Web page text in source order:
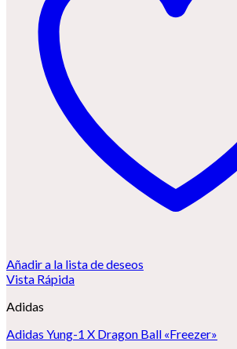
Añadir a la lista de deseos
Vista Rápida
Adidas
Adidas Yung-1 X Dragon Ball «Freezer»